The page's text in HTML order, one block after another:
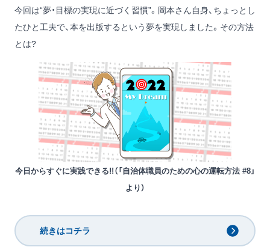
今回は“夢・目標の実現に近づく習慣”。岡本さん自身、ちょっとし
たひと工夫で、本を出版するという夢を実現しました。その方法
とは?
今日からすぐに実践できる!!（「自治体職員のための心の運転方法 #8」
より）
続きはコチラ